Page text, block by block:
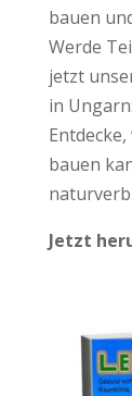
bauen
Werde
jetzt
in
bauen
Jetzt